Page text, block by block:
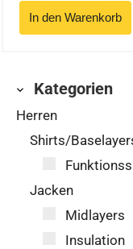
Kategorien
Herren
Shirts/
Jacken
Midlayers
Insulation